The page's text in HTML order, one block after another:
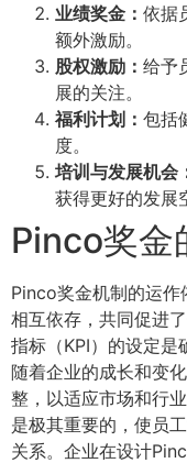
业绩奖金： 依据
额外激励。
股权激励： 给予
展的关注。
福利计划： 包括
度。
培训与发展机会
获得更好的发展
Pinco奖金
Pinco奖金机制的运
相互依存，共同促进
指标（KPI）的设定是
随着企业的成长和变
整，以适应市场和行
是极其重要的，使员
关系。企业在设计